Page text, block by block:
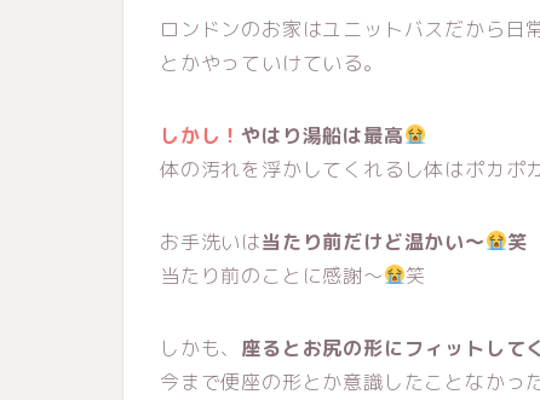
ロンドンのお家はユニットバスだから日
とかやっていけている。
しかし！ やはり湯船は最高
体の汚れを浮かしてくれるし体はポカポ
お手洗いは当たり前だけど温かい〜
笑
当たり前のことに感謝〜
笑
しかも、 座るとお尻の形にフィットして
今まで便座の形とか意識したことなかっ